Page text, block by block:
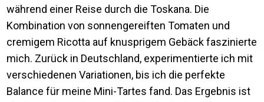
während einer Reise durch die Toskana. Die
Kombination von sonnengereiften Tomaten und
cremigem Ricotta auf knusprigem Gebäck faszinierte
mich. Zurück in Deutschland, experimentierte ich mit
verschiedenen Variationen, bis ich die perfekte
Balance für meine Mini-Tartes fand. Das Ergebnis ist